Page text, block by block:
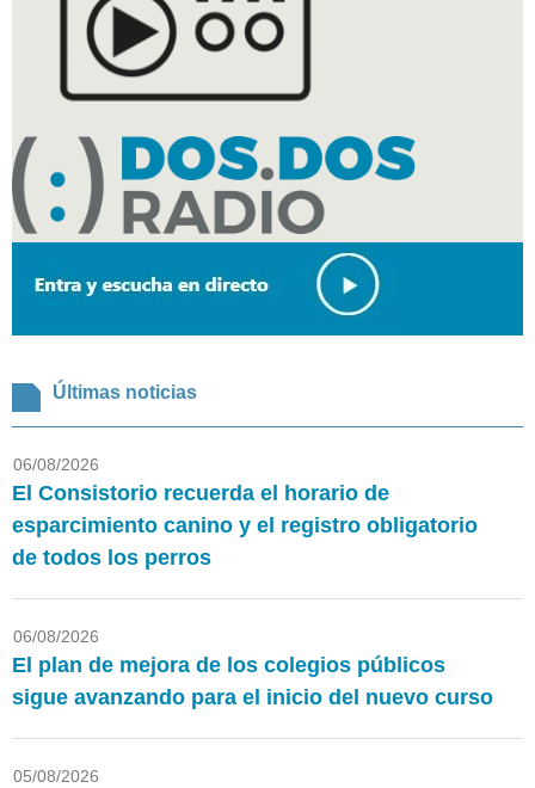
Últimas noticias
06/08/2026
El Consistorio recuerda el horario de
esparcimiento canino y el registro obligatorio
de todos los perros
06/08/2026
El plan de mejora de los colegios públicos
sigue avanzando para el inicio del nuevo curso
05/08/2026